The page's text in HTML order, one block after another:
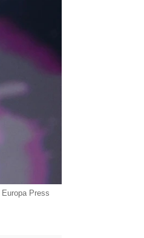
Europa Press